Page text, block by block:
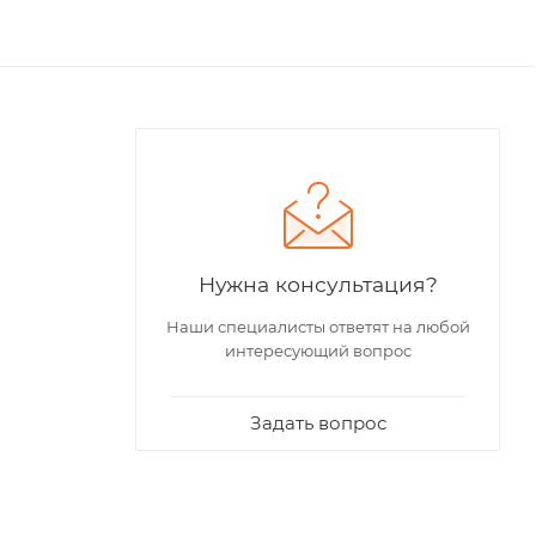
Нужна консультация?
Наши специалисты ответят на любой
интересующий вопрос
Задать вопрос